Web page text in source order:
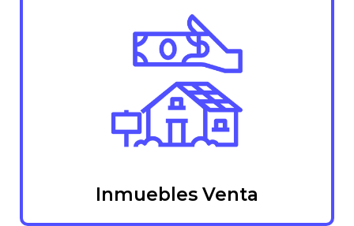
Inmuebles Venta